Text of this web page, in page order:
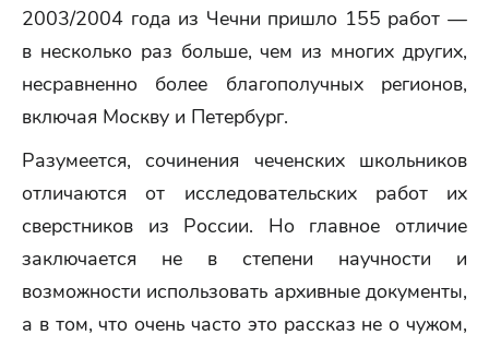
2003/2004 года из Чечни пришло 155 работ —
в несколько раз больше, чем из многих других,
несравненно более благополучных регионов,
включая Москву и Петербург.
Разумеется, сочинения чеченских школьников
отличаются от исследовательских работ их
сверстников из России. Но главное отличие
заключается не в степени научности и
возможности использовать архивные документы,
а в том, что очень часто это рассказ не о чужом,